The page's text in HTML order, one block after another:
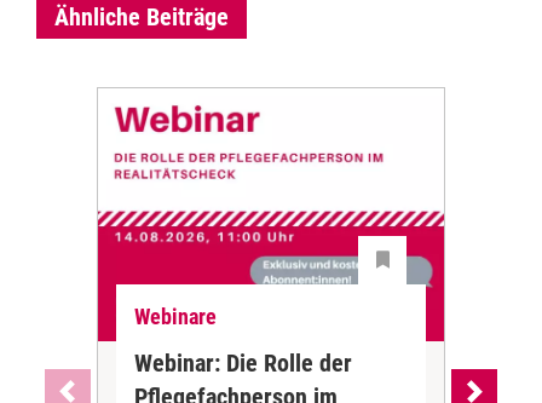
Ähnliche Beiträge
Webinare
Webinar: Die Rolle der
Pflegefachperson im